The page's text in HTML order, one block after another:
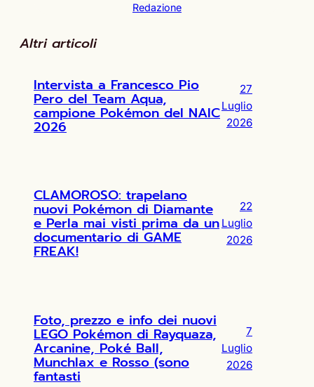
Redazione
Altri articoli
Intervista a Francesco Pio
Pero del Team Aqua,
campione Pokémon del NAIC
2026
27
Luglio
2026
CLAMOROSO: trapelano
nuovi Pokémon di Diamante
e Perla mai visti prima da un
documentario di GAME
FREAK!
22
Luglio
2026
Foto, prezzo e info dei nuovi
LEGO Pokémon di Rayquaza,
Arcanine, Poké Ball,
Munchlax e Rosso (sono
fantasti
7
Luglio
2026